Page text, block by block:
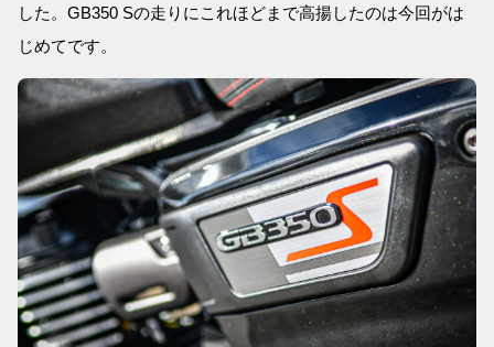
した。GB350 Sの走りにこれほどまで高揚したのは今回がは
じめてです。